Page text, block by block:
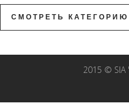
СМОТРЕТЬ
2015 © SIA